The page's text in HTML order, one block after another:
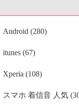
Android (280)
itunes (67)
Xperia (108)
スマホ 着信音 人気